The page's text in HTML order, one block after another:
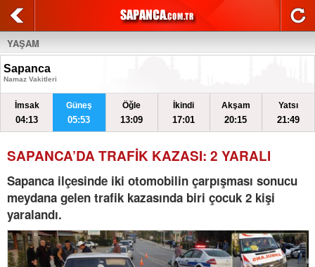
YAŞAM
Sapanca
Namaz Vakitleri
İmsak
04:13
Güneş
05:53
Öğle
13:09
İkindi
17:01
Akşam
20:15
Yatsı
21:49
SAPANCA’DA TRAFİK KAZASI: 2 YARALI
Sapanca ilçesinde iki otomobilin çarpışması sonucu
meydana gelen trafik kazasında biri çocuk 2 kişi
yaralandı.